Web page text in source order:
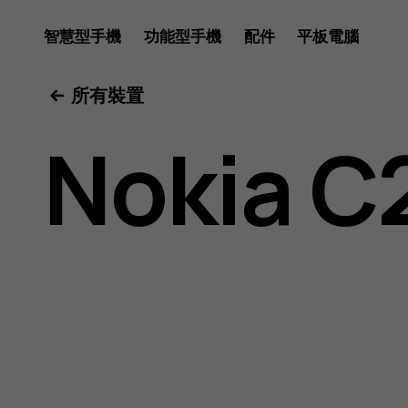
Nokia
C2
用
智慧型手機 功能型手機 配件 平板電腦
所有裝置
Nokia